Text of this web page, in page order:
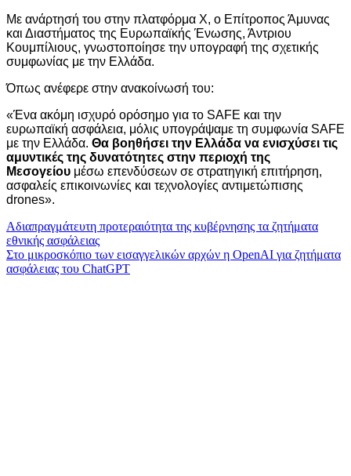
Με ανάρτησή του στην πλατφόρμα Χ, ο Επίτροπος Άμυνας
και Διαστήματος της Ευρωπαϊκής Ένωσης, Άντριου
Κουμπίλιους, γνωστοποίησε την υπογραφή της σχετικής
συμφωνίας με την Ελλάδα.
Όπως ανέφερε στην ανακοίνωσή του:
«Ένα ακόμη ισχυρό ορόσημο για το SAFE και την
ευρωπαϊκή ασφάλεια, μόλις υπογράψαμε τη συμφωνία SAFE
με την Ελλάδα. Θα βοηθήσει την Ελλάδα να ενισχύσει τις
αμυντικές της δυνατότητες στην περιοχή της
Μεσογείου μέσω επενδύσεων σε στρατηγική επιτήρηση,
ασφαλείς επικοινωνίες και τεχνολογίες αντιμετώπισης
drones».
Πλοήγηση
άρθρων
Αδιαπραγμάτευτη προτεραιότητα της κυβέρνησης τα ζητήματα
εθνικής ασφάλειας
Στο μικροσκόπιο των εισαγγελικών αρχών η OpenAI για ζητήματα
ασφάλειας του ChatGPT